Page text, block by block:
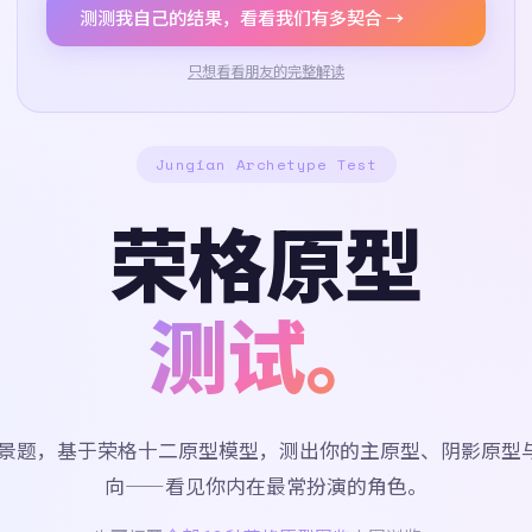
测测我自己的结果，看看我们有多契合 →
只想看看朋友的完整解读
Jungian Archetype Test
荣格原型
测试。
题，基于荣格十二原型模型，测出你的主原型、阴影原型
向——看见你内在最常扮演的角色。